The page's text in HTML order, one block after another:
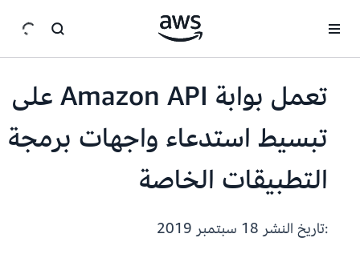
تعمل بوابة Amazon API على
تبسيط استدعاء واجهات برمجة
التطبيقات الخاصة
:تاريخ النشر